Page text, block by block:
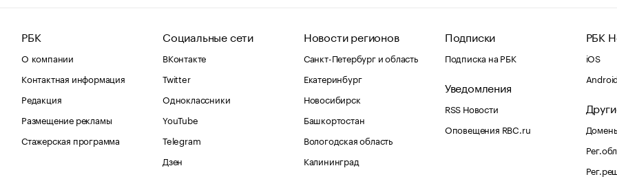
РБК
О компании
Контактная информация
Редакция
Размещение рекламы
Стажерская программа
Социальные сети
ВКонтакте
Twitter
Одноклассники
YouTube
Telegram
Дзен
Новости регионов
Санкт-Петербург и область
Екатеринбург
Новосибирск
Башкортостан
Вологодская область
Калининград
Подписки
Подписка на РБК
Уведомления
RSS Новости
Оповещения RBC.ru
РБК
iOS